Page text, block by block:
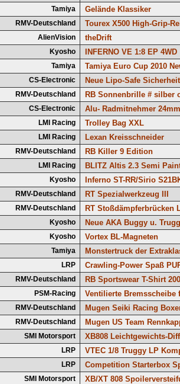
Tamiya Gelände Klassiker
RMV-Deutschland Tourex X500 High-Grip-
AlienVision theDrift
Kyosho INFERNO VE 1:8 EP 4WD
Tamiya Tamiya Euro Cup 2010
CS-Electronic Neue Lipo-Safe
RMV-Deutschland RB Sonnenbrille # silber
CS-Electronic Alu- Radmitnehmer 24mm
LMI Racing Trolley Bag XXL
LMI Racing Lexan Kreisschneider
RMV-Deutschland RB Killer 9 Edition
LMI Racing BLITZ Altis 2.3 Semi
Kyosho Inferno ST-RR/Sirio
RMV-Deutschland RT Spezialwerkzeug III
RMV-Deutschland RT Stoßdämpferbrücken
Kyosho Neue AKA Buggy u.
Kyosho Vortex BL-Magneten
Tamiya Monstertruck der
LRP Crawling-Power Spaß
RMV-Deutschland RB Sportswear T-Shirt
PSM-Racing Ventilierte Bremsscheibe
RMV-Deutschland Mugen Seiki Racing
RMV-Deutschland Mugen US Team
SMI Motorsport XB808 Leichtgewichts-
LRP VTEC 1/8 Truggy LP
LRP Competition Starterbox
SMI Motorsport XB/XT 808